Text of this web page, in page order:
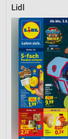
Lidl